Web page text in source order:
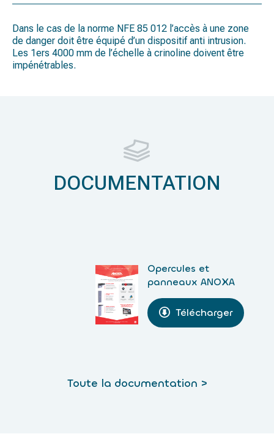
Dans le cas de la norme NFE 85 012 l’accès à une zone
de danger doit être équipé d’un dispositif anti intrusion.
Les 1ers 4000 mm de l’échelle à crinoline doivent être
impénétrables.
DOCUMENTATION
Opercules et
panneaux ANOXA
Télécharger
Toute la documentation >